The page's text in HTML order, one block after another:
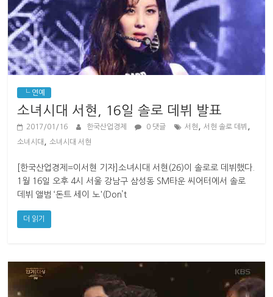
└ 연예
소녀시대 서현, 16일 솔로 데뷔 발표
2017/01/16 한국산업경제 0 댓글 서현 서현 솔로 데뷔
소녀시대 소녀시대 서현
[한국산업경제=이서현 기자]소녀시대 서현(26)이 솔로로 데뷔했다.
1월 16일 오후 4시 서울 강남구 삼성동 SM타운 씨어터에서 솔로
데뷔 앨범 ‘돈트 세이 노'(Don’t
더 읽기